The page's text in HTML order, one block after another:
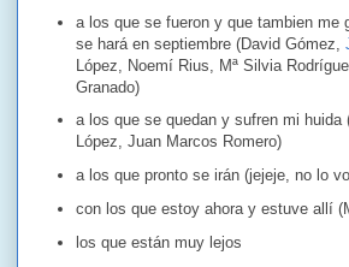
a los que se fueron y que tambien me
se hará en septiembre (David Gómez,
López, Noemí Rius, Mª Silvia
Granado)
a los que se quedan y sufren mi
López, Juan Marcos Romero)
a los que pronto se irán (jejeje, no lo
con los que estoy ahora y estuve allí
los que están muy lejos